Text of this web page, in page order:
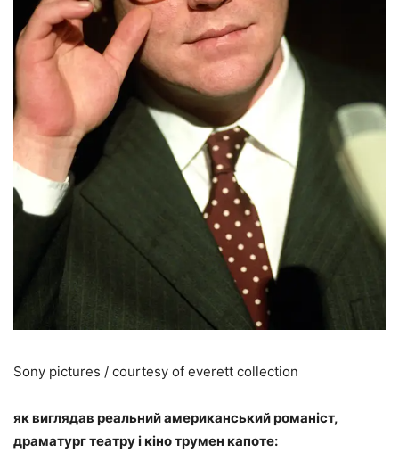
Sony pictures / courtesy of everett collection
як виглядав реальний американський романіст,
драматург театру і кіно трумен капоте: